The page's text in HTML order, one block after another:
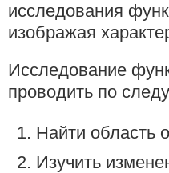
исследования
изображая
Исследование
проводить по
Найти область
Изучить